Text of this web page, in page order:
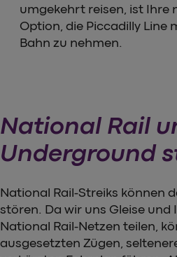
umgekehrt reisen, ist Ihre
Option, die Piccadilly Line
Bahn zu nehmen.
National Rail
Underground
National Rail-Streiks können
stören. Da wir uns Gleise
National Rail-Netzen teilen,
ausgesetzten Zügen,